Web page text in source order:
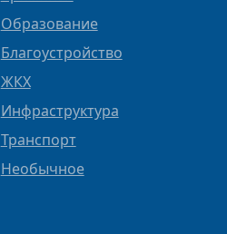
Образование
Благоустройство
ЖКХ
Инфраструктура
Транспорт
Необычное